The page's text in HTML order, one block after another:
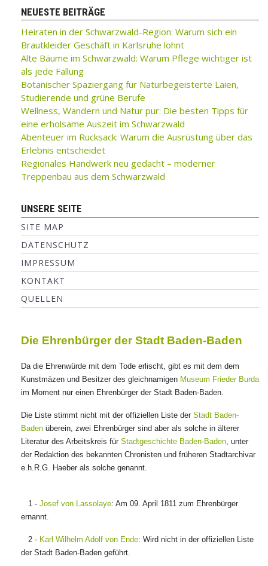
NEUESTE BEITRÄGE
Heiraten in der Schwarzwald-Region: Warum sich ein
Brautkleider Geschäft in Karlsruhe lohnt
Alte Bäume im Schwarzwald: Warum Pflege wichtiger ist
als jede Fällung
Botanischer Spaziergang für Naturbegeisterte Laien,
Studierende und grüne Berufe
Wellness, Wandern und Natur pur: Die besten Tipps für
eine erholsame Auszeit im Schwarzwald
Abenteuer im Rucksack: Warum die Ausrüstung über das
Erlebnis entscheidet
Regionales Handwerk neu gedacht – moderner
Treppenbau aus dem Schwarzwald
UNSERE SEITE
SITE MAP
DATENSCHUTZ
IMPRESSUM
KONTAKT
QUELLEN
Die Ehrenbürger der Stadt Baden-Baden
Da die Ehrenwürde mit dem Tode erlischt, gibt es mit dem dem
Kunstmäzen und Besitzer des gleichnamigen Museum Frieder Burda
im Moment nur einen Ehrenbürger der Stadt Baden-Baden.
Die Liste stimmt nicht mit der offiziellen Liste der Stadt Baden-
Baden überein, zwei Ehrenbürger sind aber als solche in älterer
Literatur des Arbeitskreis für Stadtgeschichte Baden-Baden, unter
der Redaktion des bekannten Chronisten und früheren Stadtarchivar
e.h.R.G. Haeber als solche genannt.
1 - Josef von Lassolaye: Am 09. April 1811 zum Ehrenbürger
ernannt.
2 - Karl Wilhelm Adolf von Ende: Wird nicht in der offiziellen Liste
der Stadt Baden-Baden geführt.